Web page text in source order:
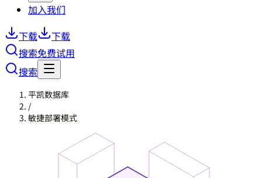
加入我们
下载
下载
搜索免费试用
搜索
平凯数据库
/
敏捷部署模式